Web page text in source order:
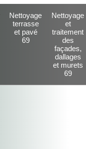
Nettoyage
terrasse
et pavé
69
Nettoyage
et
traitement
des
façades,
dallages
et murets
69